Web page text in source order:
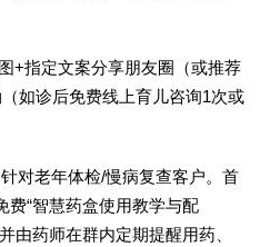
+指定文案分享朋友圈（或推荐
如诊后免费线上育儿咨询1次或
针对老年体检/慢病复查客户。首
费“智慧药盒使用教学与配
由药师在群内定期提醒用药、